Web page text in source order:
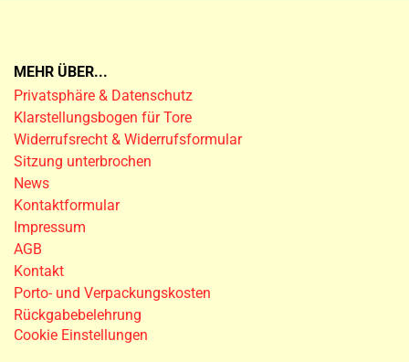
MEHR ÜBER...
Privatsphäre & Datenschutz
Klarstellungsbogen für Tore
Widerrufsrecht & Widerrufsformular
Sitzung unterbrochen
News
Kontaktformular
Impressum
AGB
Kontakt
Porto- und Verpackungskosten
Rückgabebelehrung
Cookie Einstellungen